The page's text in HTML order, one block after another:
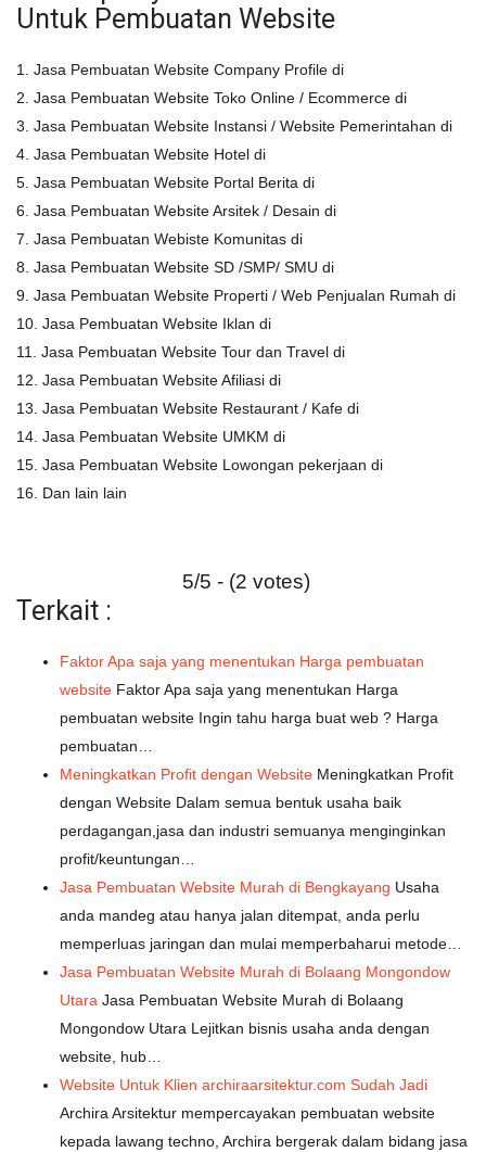
Untuk Pembuatan Website
1. Jasa Pembuatan Website Company Profile di
2. Jasa Pembuatan Website Toko Online / Ecommerce di
3. Jasa Pembuatan Website Instansi / Website Pemerintahan di
4. Jasa Pembuatan Website Hotel di
5. Jasa Pembuatan Website Portal Berita di
6. Jasa Pembuatan Website Arsitek / Desain di
7. Jasa Pembuatan Webiste Komunitas di
8. Jasa Pembuatan Website SD /SMP/ SMU di
9. Jasa Pembuatan Website Properti / Web Penjualan Rumah di
10. Jasa Pembuatan Website Iklan di
11. Jasa Pembuatan Website Tour dan Travel di
12. Jasa Pembuatan Website Afiliasi di
13. Jasa Pembuatan Website Restaurant / Kafe di
14. Jasa Pembuatan Website UMKM di
15. Jasa Pembuatan Website Lowongan pekerjaan di
16. Dan lain lain
5/5 - (2 votes)
Terkait :
Faktor Apa saja yang menentukan Harga pembuatan
website Faktor Apa saja yang menentukan Harga
pembuatan website Ingin tahu harga buat web ? Harga
pembuatan…
Meningkatkan Profit dengan Website Meningkatkan Profit
dengan Website Dalam semua bentuk usaha baik
perdagangan,jasa dan industri semuanya menginginkan
profit/keuntungan…
Jasa Pembuatan Website Murah di Bengkayang Usaha
anda mandeg atau hanya jalan ditempat, anda perlu
memperluas jaringan dan mulai memperbaharui metode…
Jasa Pembuatan Website Murah di Bolaang Mongondow
Utara Jasa Pembuatan Website Murah di Bolaang
Mongondow Utara Lejitkan bisnis usaha anda dengan
website, hub…
Website Untuk Klien archiraarsitektur.com Sudah Jadi
Archira Arsitektur mempercayakan pembuatan website
kepada lawang techno, Archira bergerak dalam bidang jasa